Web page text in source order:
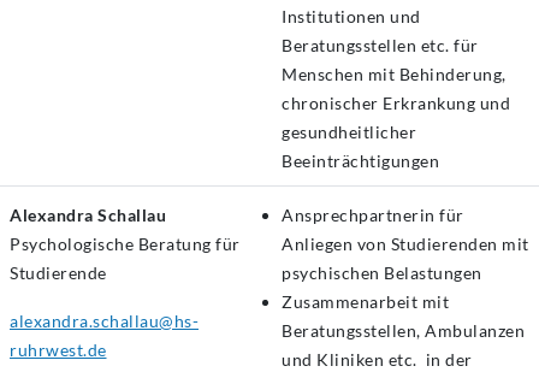
Institutionen und
Beratungsstellen etc. für
Menschen mit Behinderung,
chronischer Erkrankung und
gesundheitlicher
Beeinträchtigungen
Alexandra Schallau
Psychologische Beratung für
Studierende
alexandra.schallau@hs-
ruhrwest.de
Ansprechpartnerin für
Anliegen von Studierenden mit
psychischen Belastungen
Zusammenarbeit mit
Beratungsstellen, Ambulanzen
und Kliniken etc. in der